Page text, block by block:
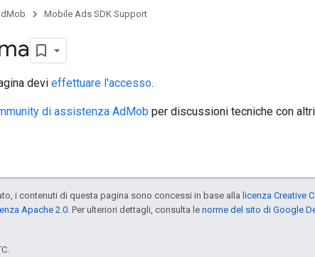
Mobile Ads SDK Support
devi effettuare l'accesso.
di assistenza AdMob per discussioni tecniche con
i contenuti di questa pagina sono concessi in base alla licenza Creative
Apache 2.0 . Per ulteriori dettagli, consulta le norme del sito di Google